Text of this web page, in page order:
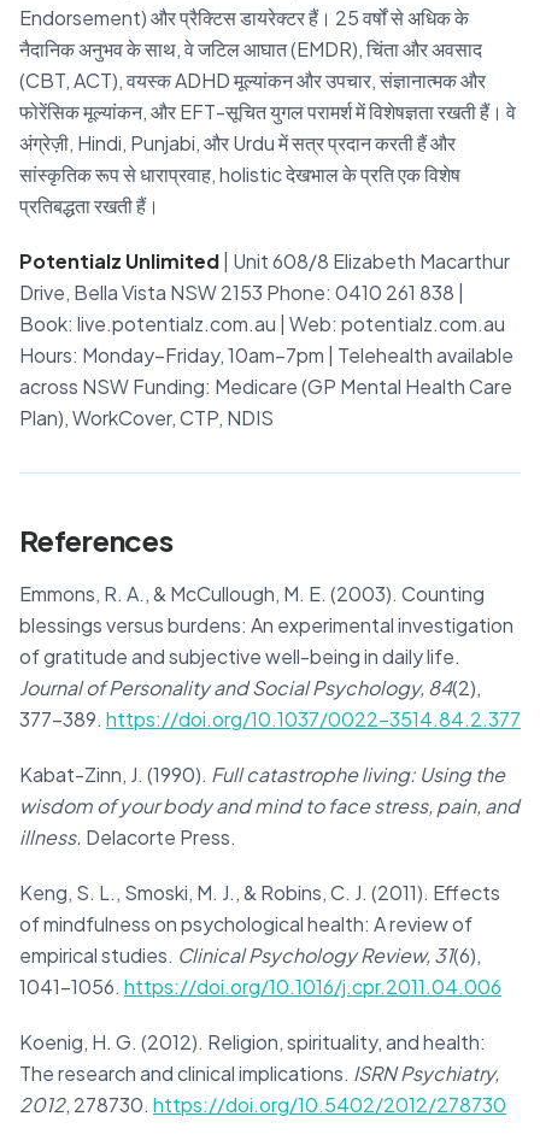
Endorsement) और प्रैक्टिस डायरेक्टर हैं। 25 वर्षों से अधिक के
नैदानिक अनुभव के साथ, वे जटिल आघात (EMDR), चिंता और अवसाद
(CBT, ACT), वयस्क ADHD मूल्यांकन और उपचार, संज्ञानात्मक और
फोरेंसिक मूल्यांकन, और EFT-सूचित युगल परामर्श में विशेषज्ञता रखती हैं। वे
अंग्रेज़ी, Hindi, Punjabi, और Urdu में सत्र प्रदान करती हैं और
सांस्कृतिक रूप से धाराप्रवाह, holistic देखभाल के प्रति एक विशेष
प्रतिबद्धता रखती हैं।
Potentialz Unlimited | Unit 608/8 Elizabeth Macarthur
Drive, Bella Vista NSW 2153 Phone: 0410 261 838 |
Book: live.potentialz.com.au | Web: potentialz.com.au
Hours: Monday–Friday, 10am–7pm | Telehealth available
across NSW Funding: Medicare (GP Mental Health Care
Plan), WorkCover, CTP, NDIS
References
Emmons, R. A., & McCullough, M. E. (2003). Counting
blessings versus burdens: An experimental investigation
of gratitude and subjective well-being in daily life.
Journal of Personality and Social Psychology, 84(2),
377–389. https://doi.org/10.1037/0022-3514.84.2.377
Kabat-Zinn, J. (1990). Full catastrophe living: Using the
wisdom of your body and mind to face stress, pain, and
illness. Delacorte Press.
Keng, S. L., Smoski, M. J., & Robins, C. J. (2011). Effects
of mindfulness on psychological health: A review of
empirical studies. Clinical Psychology Review, 31(6),
1041–1056. https://doi.org/10.1016/j.cpr.2011.04.006
Koenig, H. G. (2012). Religion, spirituality, and health:
The research and clinical implications. ISRN Psychiatry,
2012, 278730. https://doi.org/10.5402/2012/278730